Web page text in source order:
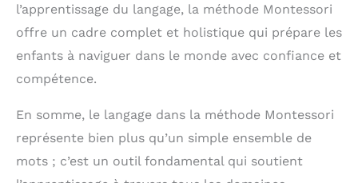
l’apprentissage du langage, la méthode Montessori
offre un cadre complet et holistique qui prépare les
enfants à naviguer dans le monde avec confiance et
compétence.
En somme, le langage dans la méthode Montessori
représente bien plus qu’un simple ensemble de
mots ; c’est un outil fondamental qui soutient